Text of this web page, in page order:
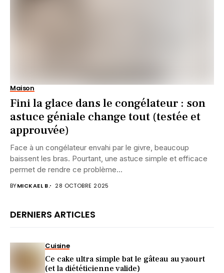
Maison
Fini la glace dans le congélateur : son
astuce géniale change tout (testée et
approuvée)
Face à un congélateur envahi par le givre, beaucoup
baissent les bras. Pourtant, une astuce simple et efficace
permet de rendre ce problème...
BYMICKAEL B. 28 OCTOBRE 2025
DERNIERS ARTICLES
Cuisine
Ce cake ultra simple bat le gâteau au yaourt
(et la diététicienne valide)